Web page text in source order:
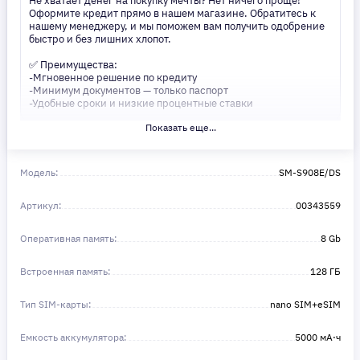
Оформите кредит прямо в нашем магазине. Обратитесь к
нашему менеджеру, и мы поможем вам получить одобрение
быстро и без лишних хлопот.
✅ Преимущества:
-Мгновенное решение по кредиту
-Минимум документов — только паспорт
-Удобные сроки и низкие процентные ставки
Не откладывайте свои желания на потом! Получите то, что
Показать еще...
Модель: SM-S908E/DS
Артикул: 00343559
Оперативная память: 8 Gb
Встроенная память: 128 ГБ
Тип SIM-карты: nano SIM+eSIM
Емкость аккумулятора: 5000 мА⋅ч